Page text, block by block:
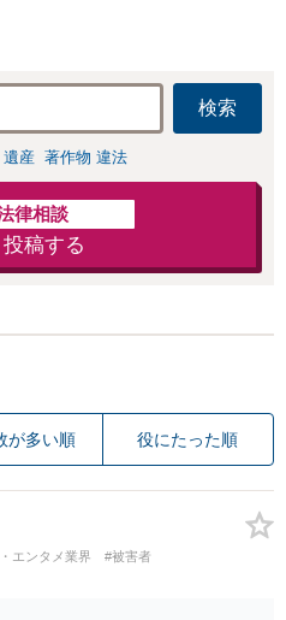
検索
遺産 著作物 違法
律相談
稿する
が多い順 役にたった順
エンタメ業界 #被害者